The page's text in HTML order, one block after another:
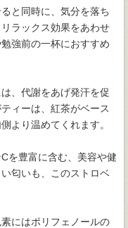
と同時に、気分を落ち
ラックス効果をあわせ
強前の一杯におすすめ
、代謝をあげ発汗を促
ィーは、紅茶がベース
より温めてくれます。
を豊富に含む、美容や健
匂いも、このストロベ
にはポリフェノールの